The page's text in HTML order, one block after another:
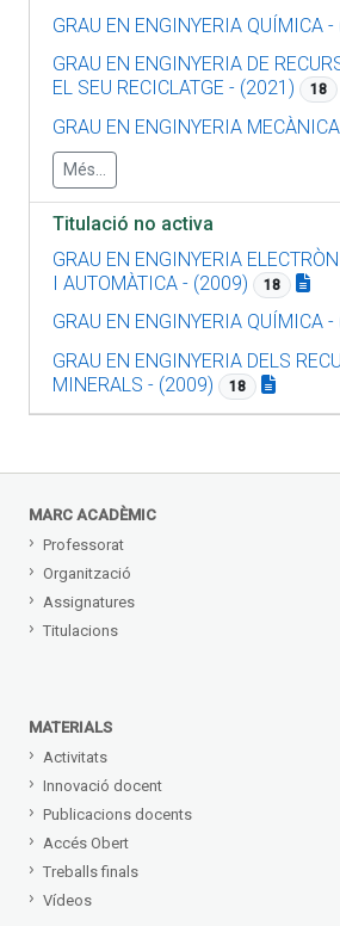
GRAU EN ENGINYERIA QUÍMICA
GRAU EN ENGINYERIA DE
EL SEU RECICLATGE - (2021)
18
GRAU EN ENGINYERIA
Més...
Titulació no activa
GRAU EN ENGINYERIA
I AUTOMÀTICA - (2009)
18
GRAU EN ENGINYERIA QUÍMICA
GRAU EN ENGINYERIA DELS
MINERALS - (2009)
18
MARC ACADÈMIC
Professorat
Organització
Assignatures
Titulacions
MATERIALS
Activitats
Innovació docent
Publicacions docents
Accés Obert
Treballs finals
Vídeos